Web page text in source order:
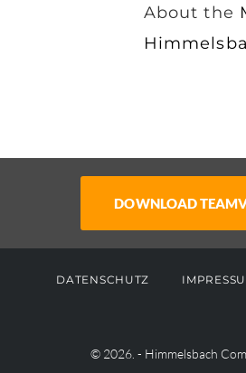
About the
DATENSCHUTZ
© 2026. - Himmelsbach